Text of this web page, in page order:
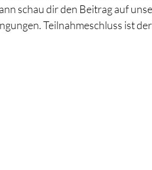
schau dir den Beitrag auf
Teilnahmeschluss ist